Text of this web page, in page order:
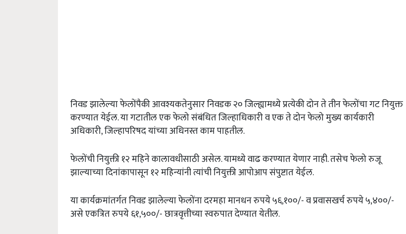
निवडझालेल्याफेलोंपैकीआवश्यकतेनुसारनिवडक२०जिल्ह्यामध्येप्रत्येकीदोनतेतीनफेलोंचागटनियुक्त
करण्यातयेईल.यागटातीलएकफेलोसंबंधितजिल्हाधिकारीवएकतेदोनफेलोमुख्यकार्यकारी
अधिकारी,जिल्हापरिषदयांच्याअधिनस्तकामपाहतील.
फेलोंचीनियुक्ती१२महिनेकालावधीसाठीअसेल.यामध्येवाढकरण्यातयेणारनाही.तसेचफेलोरुजू
झाल्याच्यादिनांकापासून१२महिन्यांनीत्यांचीनियुक्तीआपोआपसंपुष्टातयेईल.
याकार्यक्रमांतर्गतनिवडझालेल्याफेलोंनादरमहामानधनरुपये५६,१००/-वप्रवासखर्चरुपये५,४००/-
असेएकत्रितरुपये६१,५००/-छात्रवृत्तीच्यास्वरुपातदेण्यातयेतील.